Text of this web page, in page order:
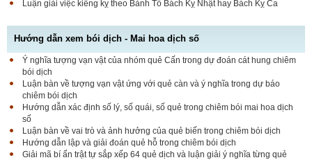
Luận giải việc kiêng kỵ theo Bành Tổ Bách Kỵ Nhật hay Bách Kỵ Ca
Hướng dẫn xem bói dịch - Mai hoa dịch số
Ý nghĩa tượng vạn vật của nhóm quẻ Cấn trong dự đoán cát hung chiêm
bói dịch
Luận bàn về tượng vạn vật ứng với quẻ càn và ý nghĩa trong dự báo
chiêm bói dịch
Hướng dẫn xác định số lý, số quái, số quẻ trong chiêm bói mai hoa dịch
số
Luận bàn về vai trò và ảnh hưởng của quẻ biến trong chiêm bói dịch
Hướng dẫn lập và giải đoán quẻ hỗ trong chiêm bói dịch
Giải mã bí ấn trật tự sắp xếp 64 quẻ dịch và luận giải ý nghĩa từng quẻ